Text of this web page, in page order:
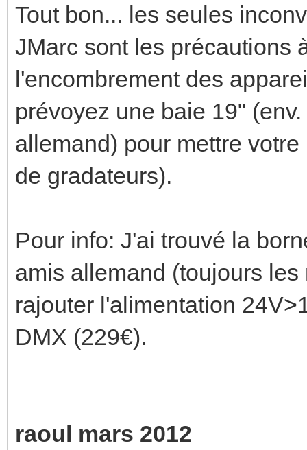
Tout bon... les seules
JMarc sont les précautions
l'encombrement des
prévoyez une baie 19"
allemand) pour mettre
de gradateurs).
Pour info: J'ai trouvé la
amis allemand (toujours
rajouter l'alimentation
DMX (229€).
raoul mars 2012